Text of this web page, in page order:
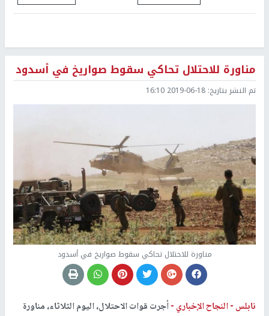
مناورة للاحتلال تحاكي سقوط صواريخ في أسدود
تم النشر بتاريخ: 2019-06-18 16:10
مناورة للاحتلال تحاكي سقوط صواريخ في أسدود
نابلس -النجاح الإخباري -أجرت قوات الاحتلال، اليوم الثلاثاء، مناورة